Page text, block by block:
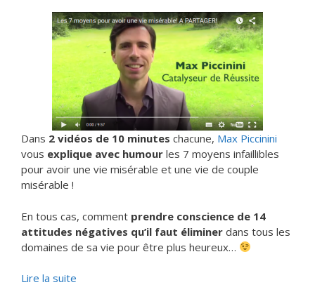
Dans 2 vidéos de 10 minutes chacune, Max Piccinini
vous explique avec humour les 7 moyens infaillibles
pour avoir une vie misérable et une vie de couple
misérable !
En tous cas, comment prendre conscience de 14
attitudes négatives qu’il faut éliminer dans tous les
domaines de sa vie pour être plus heureux…
Lire la suite